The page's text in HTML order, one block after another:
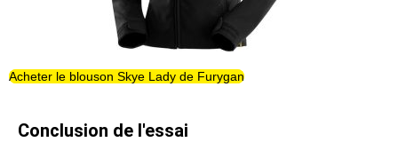
Acheter le blouson Skye Lady de Furygan
Conclusion de l'essai